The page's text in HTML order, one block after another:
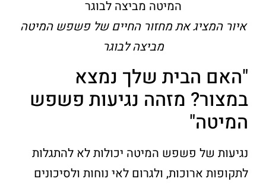
איור המציג את מחזור החיים של פשפש המיטה
מביצה לבוגר
"האם הבית שלך נמצא
במצור? מזהה נגיעות פשפש
המיטה"
נגיעות של פשפש המיטה יכולות לא להתגלות
לתקופות ארוכות, ולגרום לאי נוחות ולסיכונים